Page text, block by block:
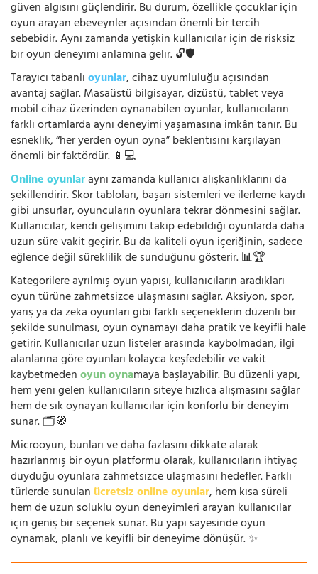
güven algısını güçlendirir. Bu durum, özellikle çocuklar için
oyun arayan ebeveynler açısından önemli bir tercih
sebebidir. Aynı zamanda yetişkin kullanıcılar için de risksiz
bir oyun deneyimi anlamına gelir. 🔓🛡️
Tarayıcı tabanlıoyunlar, cihaz uyumluluğu açısından
avantaj sağlar. Masaüstü bilgisayar, dizüstü, tablet veya
mobil cihaz üzerinden oynanabilen oyunlar, kullanıcıların
farklı ortamlarda aynı deneyimi yaşamasına imkân tanır. Bu
esneklik, “her yerden oyun oyna” beklentisini karşılayan
önemli bir faktördür. 📱💻
Online oyunlaraynı zamanda kullanıcı alışkanlıklarını da
şekillendirir. Skor tabloları, başarı sistemleri ve ilerleme kaydı
gibi unsurlar, oyuncuların oyunlara tekrar dönmesini sağlar.
Kullanıcılar, kendi gelişimini takip edebildiği oyunlarda daha
uzun süre vakit geçirir. Bu da kaliteli oyun içeriğinin, sadece
eğlence değil süreklilik de sunduğunu gösterir. 📊🏆
Kategorilere ayrılmış oyun yapısı, kullanıcıların aradıkları
oyun türüne zahmetsizce ulaşmasını sağlar. Aksiyon, spor,
yarış ya da zeka oyunları gibi farklı seçeneklerin düzenli bir
şekilde sunulması, oyun oynamayı daha pratik ve keyifli hale
getirir. Kullanıcılar uzun listeler arasında kaybolmadan, ilgi
alanlarına göre oyunları kolayca keşfedebilir ve vakit
kaybetmedenoyun oynamaya başlayabilir. Bu düzenli yapı,
hem yeni gelen kullanıcıların siteye hızlıca alışmasını sağlar
hem de sık oynayan kullanıcılar için konforlu bir deneyim
sunar. 🗂️🧭
Microoyun, bunları ve daha fazlasını dikkate alarak
hazırlanmış bir oyun platformu olarak, kullanıcıların ihtiyaç
duyduğu oyunlara zahmetsizce ulaşmasını hedefler. Farklı
türlerde sunulan ücretsiz online oyunlar, hem kısa süreli
hem de uzun soluklu oyun deneyimleri arayan kullanıcılar
için geniş bir seçenek sunar. Bu yapı sayesinde oyun
oynamak, planlı ve keyifli bir deneyime dönüşür. ✨